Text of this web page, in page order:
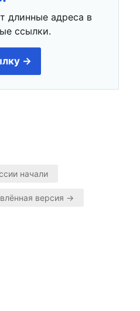
длинные адреса в
ссылки.
→
начали
версия →